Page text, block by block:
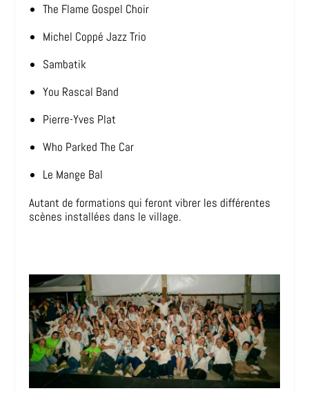
The Flame Gospel Choir
Michel Coppé Jazz Trio
Sambatik
You Rascal Band
Pierre-Yves Plat
Who Parked The Car
Le Mange Bal
Autant de formations qui feront vibrer les différentes
scènes installées dans le village.